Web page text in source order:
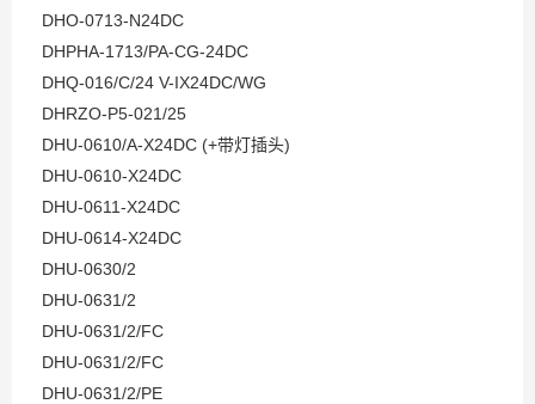
DHO-0713-N24DC
DHPHA-1713/PA-CG-24DC
DHQ-016/C/24 V-IX24DC/WG
DHRZO-P5-021/25
DHU-0610/A-X24DC (+带灯插头)
DHU-0610-X24DC
DHU-0611-X24DC
DHU-0614-X24DC
DHU-0630/2
DHU-0631/2
DHU-0631/2/FC
DHU-0631/2/FC
DHU-0631/2/PE